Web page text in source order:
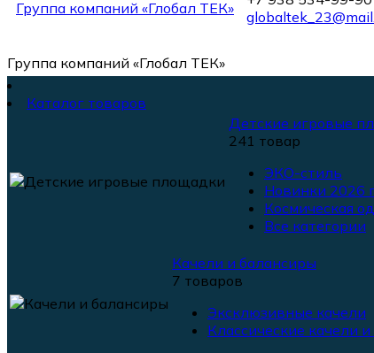
Группа компаний «Глобал ТЕК»
Группа компаний «Глобал ТЕК»
Каталог товаров
Детские игровые
241 товар
ЭКО-стиль
Новинки 2026
Космическая
Все категории
Качели и балансиры
7 товаров
Эксклюзивные качели
Классические качели